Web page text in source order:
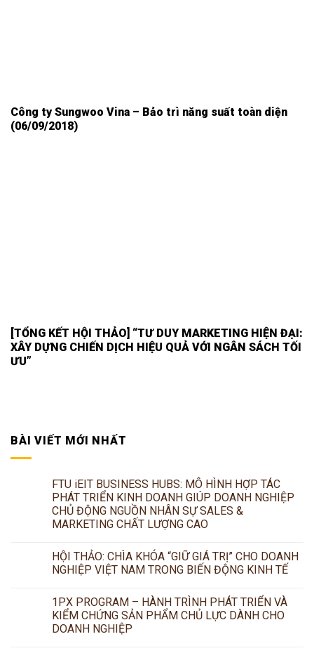
Công ty Sungwoo Vina – Bảo trì năng suất toàn diện
(06/09/2018)
[TỔNG KẾT HỘI THẢO] “TƯ DUY MARKETING HIỆN ĐẠI:
XÂY DỰNG CHIẾN DỊCH HIỆU QUẢ VỚI NGÂN SÁCH TỐI
ƯU”
BÀI VIẾT MỚI NHẤT
FTU iEIT BUSINESS HUBS: MÔ HÌNH HỢP TÁC
PHÁT TRIỂN KINH DOANH GIÚP DOANH NGHIỆP
CHỦ ĐỘNG NGUỒN NHÂN SỰ SALES &
MARKETING CHẤT LƯỢNG CAO
HỘI THẢO: CHÌA KHÓA “GIỮ GIÁ TRỊ” CHO DOANH
NGHIỆP VIỆT NAM TRONG BIẾN ĐỘNG KINH TẾ
1PX PROGRAM – HÀNH TRÌNH PHÁT TRIỂN VÀ
KIỂM CHỨNG SẢN PHẨM CHỦ LỰC DÀNH CHO
DOANH NGHIỆP